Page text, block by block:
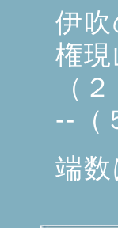
伊
権
（
--（
端